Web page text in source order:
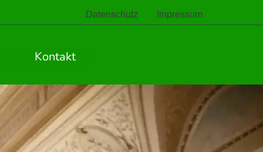
Datenschutz Impressum
Kontakt